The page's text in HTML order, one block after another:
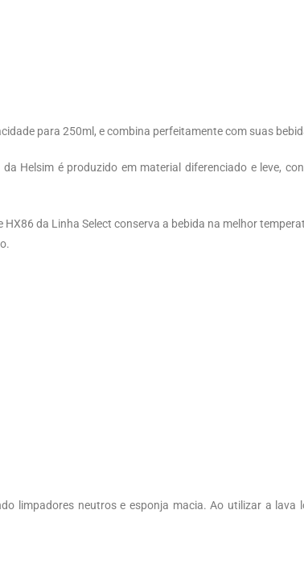
para 250ml, e combina perfeitamente com suas
Helsim é produzido em material diferenciado e leve,
HX86 da Linha Select conserva a bebida na melhor
limpadores neutros e esponja macia. Ao utilizar a